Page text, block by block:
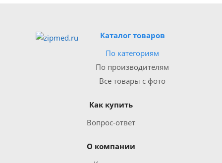
Каталог товаров
По категориям
По производителям
Все товары с фото
Как купить
Вопрос-ответ
О компании